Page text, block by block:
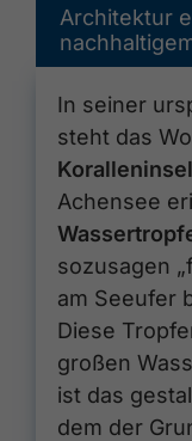
Architektur
In seiner
steht das
Koralleninsel
Achensee
sozusagen
am Seeufer
Diese
großen
ist das
dem der